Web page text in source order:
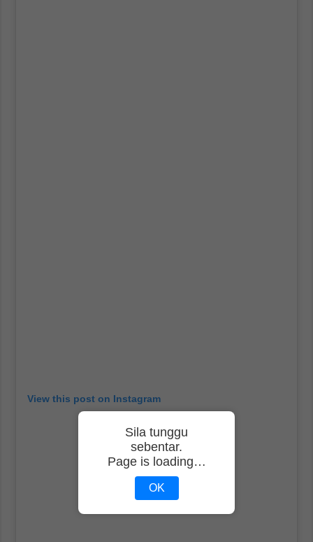
View this post on Instagram
Sila tunggu
sebentar.
Page is loading…
OK